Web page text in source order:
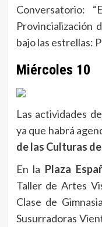
Conversatorio:
Provincialización
bajo las estrellas:
Miércoles 10
Las actividades
ya que habrá
de las Culturas
En la Plaza
Taller de Artes
Clase de
Susurradoras